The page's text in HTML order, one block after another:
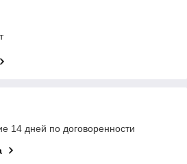
14 дней по договоренности